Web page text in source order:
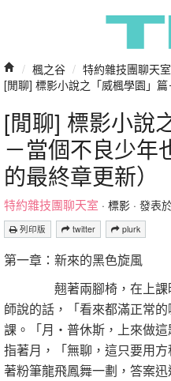
/ 楓之谷 / 特約雜技團聊天室
[閒聊] 標影小說之「威楓學園」
[閒聊] 標影小說
－當個不良少年
的最終章更新）
特約雜技團聊天室 · 標影 · 發表
列印版 twitter plurk
第一章：新來的黑色旋風
翹著兩腳椅，在上課時
師說的話，「看來都滿正常
課。「月‧普休斯，上來做
指著月，「無聊，這只要用
著粉筆龍飛鳳舞一劃，答案